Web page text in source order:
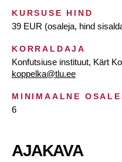
KURSUSE HIND
39 EUR (osaleja, hind
KORRALDAJA
Konfutsiuse instituut, Kärt
koppelka@tlu.ee
MINIMAALNE
6
AJAKAVA